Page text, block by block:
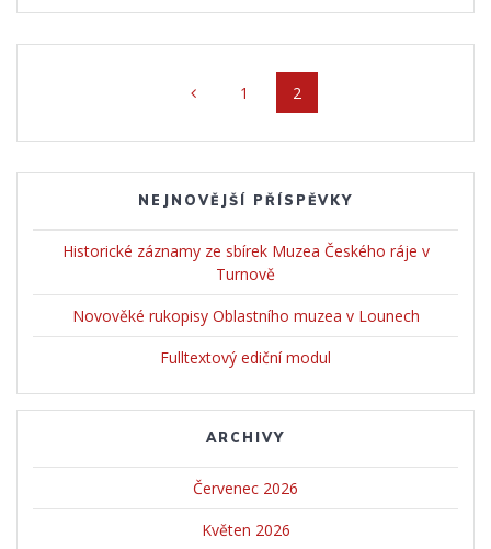
Page
1 Page
2
NEJNOVĚJŠÍ PŘÍSPĚVKY
Historické záznamy ze sbírek Muzea Českého ráje v
Turnově
Novověké rukopisy Oblastního muzea v Lounech
Fulltextový ediční modul
ARCHIVY
Červenec 2026
Květen 2026